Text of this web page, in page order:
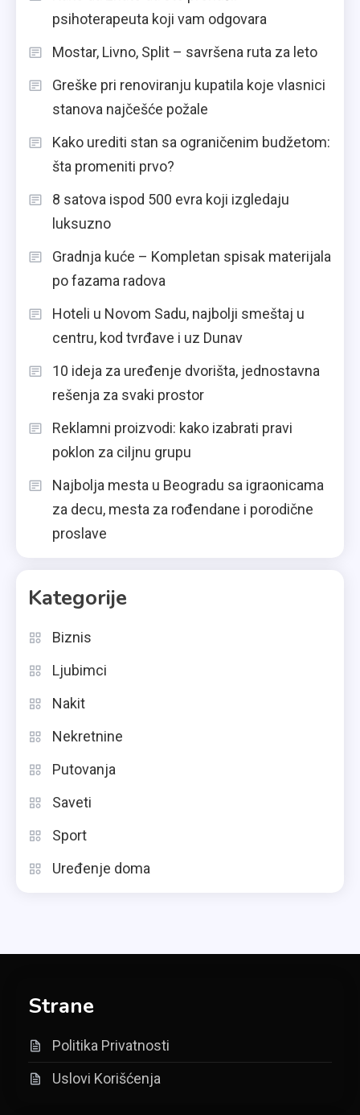
psihoterapeuta koji vam odgovara
Mostar, Livno, Split – savršena ruta za leto
Greške pri renoviranju kupatila koje vlasnici
stanova najčešće požale
Kako urediti stan sa ograničenim budžetom:
šta promeniti prvo?
8 satova ispod 500 evra koji izgledaju
luksuzno
Gradnja kuće – Kompletan spisak materijala
po fazama radova
Hoteli u Novom Sadu, najbolji smeštaj u
centru, kod tvrđave i uz Dunav
10 ideja za uređenje dvorišta, jednostavna
rešenja za svaki prostor
Reklamni proizvodi: kako izabrati pravi
poklon za ciljnu grupu
Najbolja mesta u Beogradu sa igraonicama
za decu, mesta za rođendane i porodične
proslave
Kategorije
Biznis
Ljubimci
Nakit
Nekretnine
Putovanja
Saveti
Sport
Uređenje doma
Strane
Politika Privatnosti
Uslovi Korišćenja